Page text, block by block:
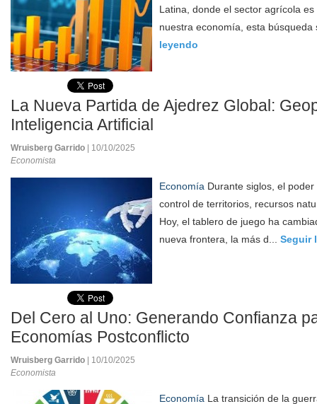
Latina, donde el sector agrícola
nuestra economía, esta
leyendo
La Nueva Partida de Ajedrez Global:
Inteligencia Artificial
Wruisberg Garrido
| 10/10/2025
Economista
Economía Durante siglos, el
control de territorios, recursos
Hoy, el tablero de juego ha
nueva frontera, la más d... Seguir
Del Cero al Uno: Generando Confianza
Economías Postconflicto
Wruisberg Garrido
| 10/10/2025
Economista
Economía La transición de la